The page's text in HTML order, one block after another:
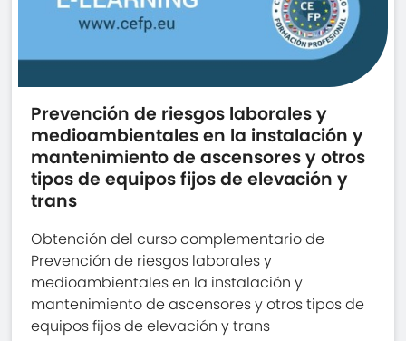
Prevención de riesgos laborales y
medioambientales en la instalación y
mantenimiento de ascensores y otros
tipos de equipos fijos de elevación y
trans
Obtención del curso complementario de
Prevención de riesgos laborales y
medioambientales en la instalación y
mantenimiento de ascensores y otros tipos de
equipos fijos de elevación y trans